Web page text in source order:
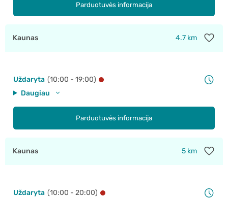
Parduotuvės informacija
Kaunas 4.7 km
Uždaryta (10:00 - 19:00)
Daugiau
Parduotuvės informacija
Kaunas 5 km
Uždaryta (10:00 - 20:00)